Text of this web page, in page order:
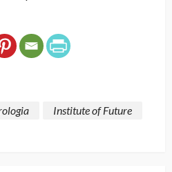
Institute of Future